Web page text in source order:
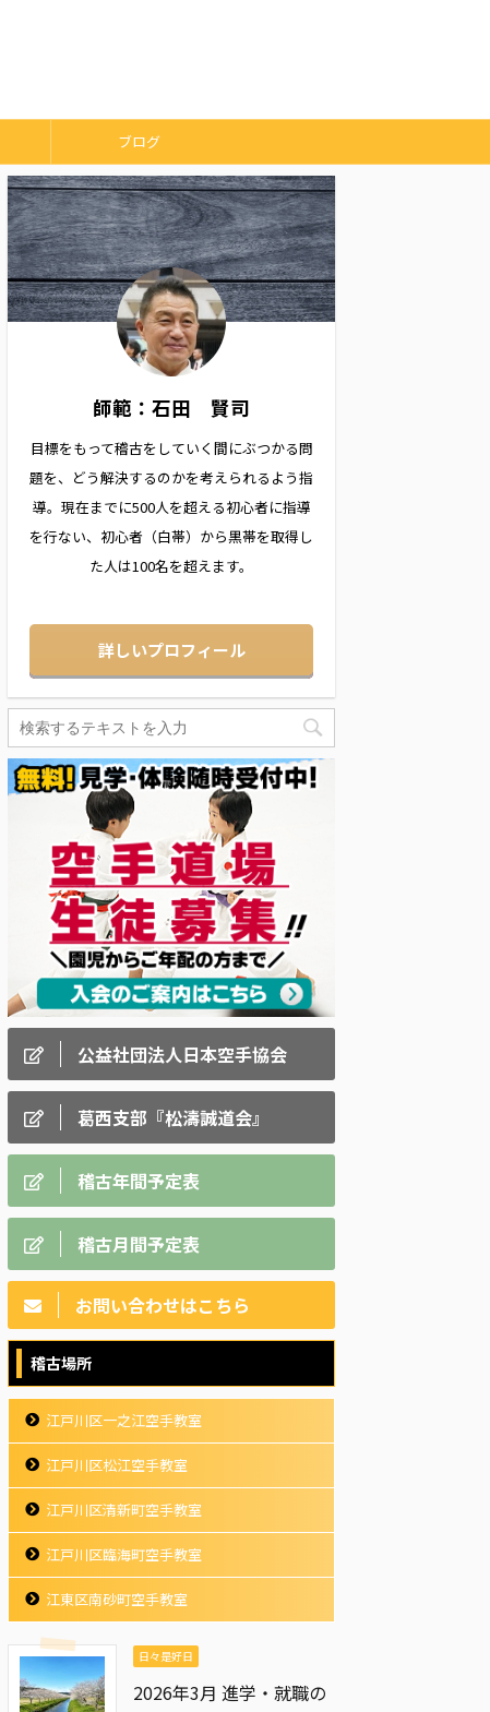
ブログ
師範：石田 賢司
目標をもって稽古をしていく間にぶつかる問
題を、どう解決するのかを考えられるよう指
導。現在までに500人を超える初心者に指導
を行ない、初心者（白帯）から黒帯を取得し
た人は100名を超えます。
詳しいプロフィール
公益社団法人日本空手協会
葛西支部『松濤誠道会』
稽古年間予定表
稽古月間予定表
お問い合わせはこちら
稽古場所
江戸川区一之江空手教室
江戸川区松江空手教室
江戸川区清新町空手教室
江戸川区臨海町空手教室
江東区南砂町空手教室
日々是好日
2026年3月 進学・就職の